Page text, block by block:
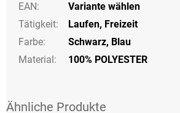
EAN:
Variante wählen
Tätigkeit: Laufen, Freizeit
Farbe: Schwarz, Blau
Material:
100% POLYESTER